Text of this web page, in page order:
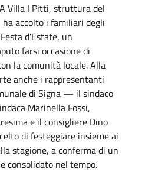
Villa I Pitti, struttura del
accolto i familiari degli
d'Estate, un
farsi occasione di
la comunità locale. Alla
anche i rappresentanti
di Signa — il sindaco
Marinella Fossi,
e il consigliere Dino
di festeggiare insieme ai
stagione, a conferma di un
consolidato nel tempo.